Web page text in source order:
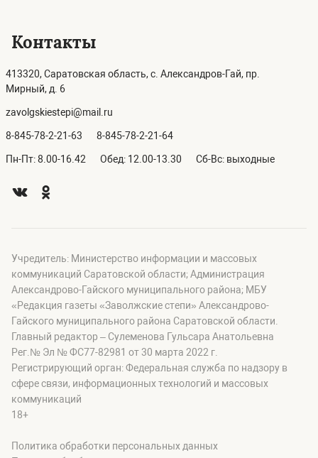
Контакты
413320, Саратовская область, с. Александров-Гай, пр.
Мирный, д. 6
zavolgskiestepi@mail.ru
8-845-78-2-21-63 8-845-78-2-21-64
Пн-Пт: 8.00-16.42 Обед: 12.00-13.30 Сб-Вс: выходные
Учредитель: Министерство информации и массовых
коммуникаций Саратовской области; Администрация
Александрово-Гайского муниципального района; МБУ
«Редакция газеты «Заволжские степи» Александрово-
Гайского муниципального района Саратовской области.
Главный редактор – Сулеменова Гульсара Анатольевна
Рег.№ Эл № ФС77-82981 от 30 марта 2022 г.
Регистрирующий орган: Федеральная служба по надзору в
сфере связи, информационных технологий и массовых
коммуникаций
18+
Политика обработки персональных данных